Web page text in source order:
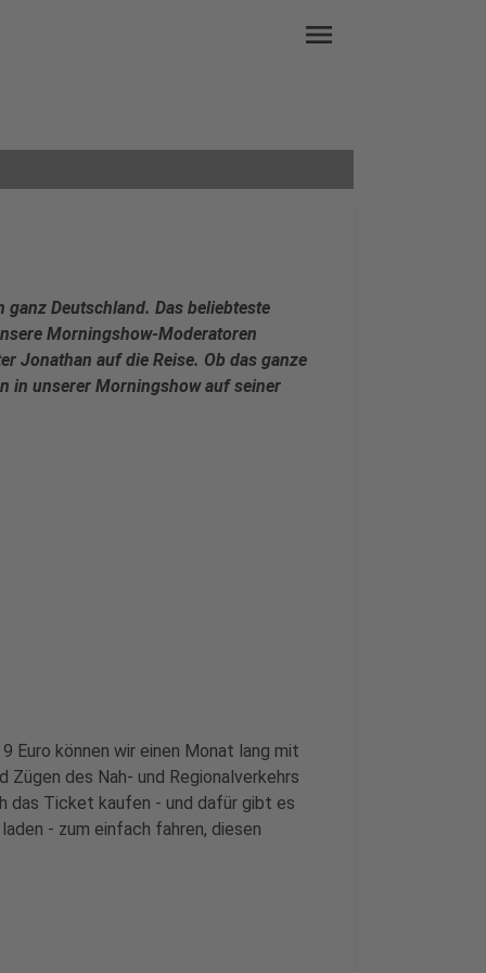
menu
Deutschland. Das beliebteste
Morningshow-Moderatoren
Jonathan auf die Reise. Ob das ganze
in unserer Morningshow auf seiner
Euro können wir einen Monat lang mit
Zügen des Nah- und Regionalverkehrs
das Ticket kaufen - und dafür gibt es
laden - zum einfach fahren, diesen